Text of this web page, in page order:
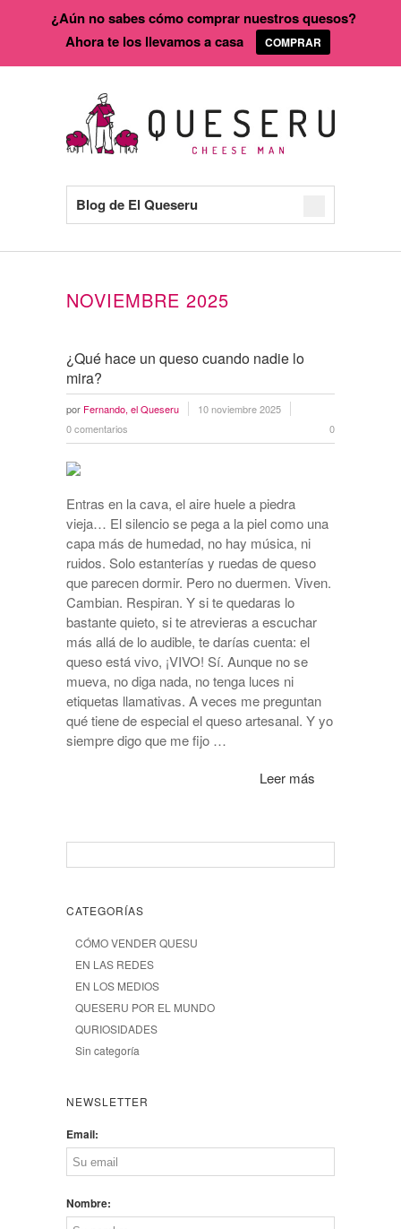
Blog de El Queseru
NOVIEMBRE 2025
¿Qué hace un queso cuando nadie lo
mira?
por Fernando, el Queseru
10 noviembre 2025
0 comentarios
0
Entras en la cava, el aire huele a piedra
vieja… El silencio se pega a la piel como una
capa más de humedad, no hay música, ni
ruidos. Solo estanterías y ruedas de queso
que parecen dormir. Pero no duermen. Viven.
Cambian. Respiran. Y si te quedaras lo
bastante quieto, si te atrevieras a escuchar
más allá de lo audible, te darías cuenta: el
queso está vivo, ¡VIVO! Sí. Aunque no se
mueva, no diga nada, no tenga luces ni
etiquetas llamativas. A veces me preguntan
qué tiene de especial el queso artesanal. Y yo
siempre digo que me fijo …
Leer más
CATEGORÍAS
CÓMO VENDER QUESU
EN LAS REDES
EN LOS MEDIOS
QUESERU POR EL MUNDO
QURIOSIDADES
Sin categoría
NEWSLETTER
Email:
Nombre:
¿Aún no sabes cómo comprar nuestros quesos?
Ahora te los llevamos a casa
COMPRAR